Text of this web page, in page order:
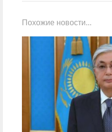
Похожие новости...